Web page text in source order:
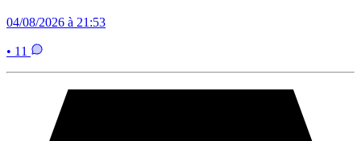
04/08/2026 à 21:53
• 11